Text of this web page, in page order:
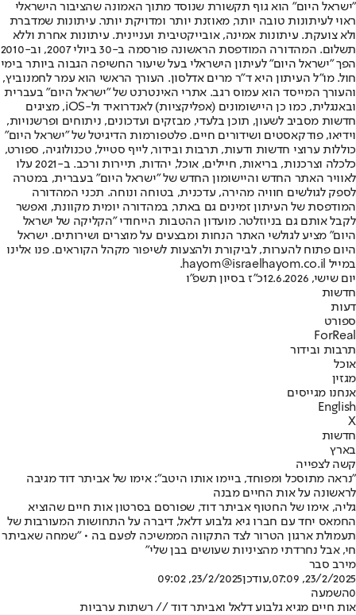
"ישראל היום" הוא גוף תקשורת שנוסד מתוך האמונה שהציבור הישראלי
ראוי לעיתונות טובה יותר, מאוזנת יותר ומדויקת יותר. עיתונות שמדברת
ולא צועקת. עיתונות אמינה, אובייקטיבית ועניינית. עיתונות אחרת וללא
תשלום. המהדורה המודפסת הראשונה פורסמה ב-30 ביולי 2007, וב-2010
הפך "ישראל היום" לעיתון הישראלי בעל שיעור החשיפה הגבוה ביותר בימי
חול. מו"ל העיתון היא ד"ר מרים אדלסון. העורך הראשי הוא עמר לחמנוביץ,
והעורך המייסד הוא עמוס רגב. אתרי האינטרנט של "ישראל היום" בעברית
ובאנגלית, כמו כן היישומונים (אפליקציות) לאנדרואיד ול-iOS, מציגים
חדשות מסביב לשעון, תוכן בלעדי, מבזקים ועדכונים, ניתוחים ופרשנויות,
וידיאו, פודקאסטים ושידורים חיים. פלטפורמות הדיגיטל של "ישראל היום"
כוללות ערוצי חדשות ודעות, תרבות ובידור, לייף סטייל, טכנולוגיה, ספורט,
כלכלה וצרכנות, בריאות, חיילים, אוכל, יהדות, תיירות ורכב. ב-2021 עלו
לאוויר האתר החדש והיישומון החדש של "ישראל היום" בעברית, במטרה
לספק לגולשים חוויה מהירה, עדכנית, בטוחה ונוחה. תכני המהדורה
המודפסת של העיתון זמינים גם באתר, במהדורה יומית מקוונת, ואפשר
לקבל אותם גם בניוזלטר. מועדון ההטבות הייחודי "הקליקה של ישראל
היום" מציע לגולשי האתר הנחות ומבצעים על מוצרים ושירותים. ישראל
היום פתוח להערות, לביקורת ולהצעות לשיפור מקהל הקוראים. פנו אלינו
במייל hayom@israelhayom.co.il.
יום שישי, 12.6.2026
כ"ז בסיון תשפ"ו
חדשות
דעות
ספורט
ForReal
תרבות ובידור
אוכל
מגזין
אנחנו מגייסים
English
X
חדשות
בארץ
קשה לצפייה
"נראה מתוסכל ומפוחד, ביימו אותו היטב": אימו של אביתר דוד מגיבה
לראשונה על אות החיים מבנה
גליה, אימו של החטוף אביתר דוד, שפורסם בסרטון אות חיים שהוציא
החמאס יחד עם חברו גיא גלבוע דלאל, דיברה על התחושות המעורבות של
תעמולת ארגון הטרור לצד התקווה הממשיכה לפעם בה • "שמחה שאביתר
חי, אבל נחרדתי מהציניות שעושים בבן שלי"
מירב סבר
23/2/2025, 07:09
,עודכן23/2/2025, 09:02
0השמעה
אות חיים מגיא גלבוע דלאל ואביתר דוד // רשתות ערביות